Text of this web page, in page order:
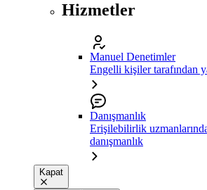
Hizmetler
Manuel Denetimler
Engelli kişiler tarafından
Danışmanlık
Erişilebilirlik
danışmanlık
Kapat